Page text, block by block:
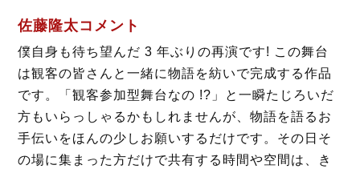
佐藤隆太コメント
僕自身も待ち望んだ 3 年ぶりの再演です! この舞台
は観客の皆さんと一緒に物語を紡いで完成する作品
です。「観客参加型舞台なの !?」と一瞬たじろいだ
方もいらっしゃるかもしれませんが、物語を語るお
手伝いをほんの少しお願いするだけです。その日そ
の場に集まった方だけで共有する時間や空間は、き